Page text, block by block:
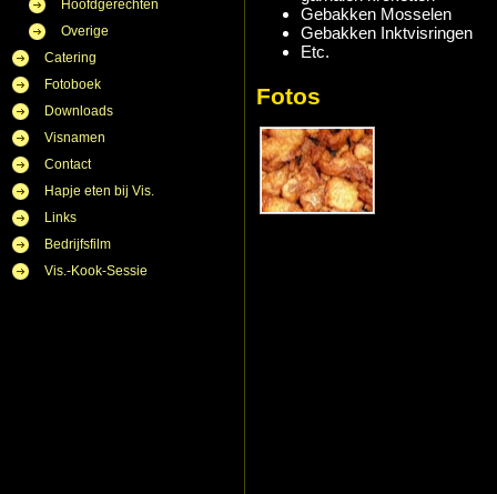
Hoofdgerechten
Overige
Catering
Fotoboek
Downloads
Visnamen
Contact
Hapje eten bij Vis.
Links
Bedrijfsfilm
Vis.-Kook-Sessie
Gebakken Mosselen
Gebakken Inktvisringen
Etc.
Fotos